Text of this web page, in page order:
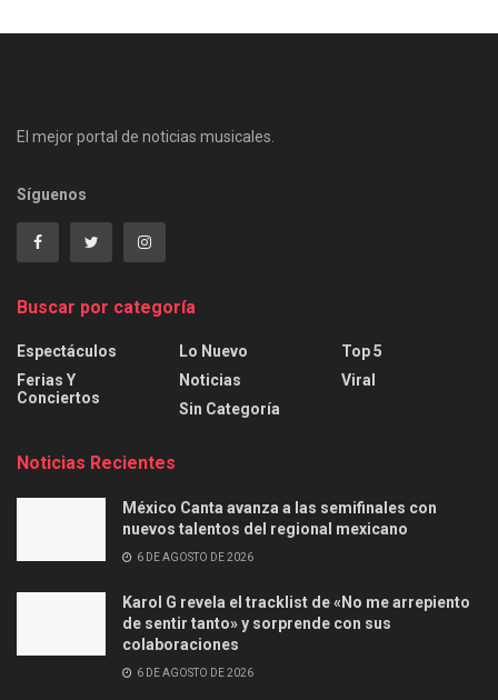
El mejor portal de noticias musicales.
Síguenos
Buscar por categoría
Espectáculos
Ferias Y
Conciertos
Lo Nuevo
Noticias
Sin Categoría
Top 5
Viral
Noticias Recientes
México Canta avanza a las semifinales con
nuevos talentos del regional mexicano
6 DE AGOSTO DE 2026
Karol G revela el tracklist de «No me arrepiento
de sentir tanto» y sorprende con sus
colaboraciones
6 DE AGOSTO DE 2026